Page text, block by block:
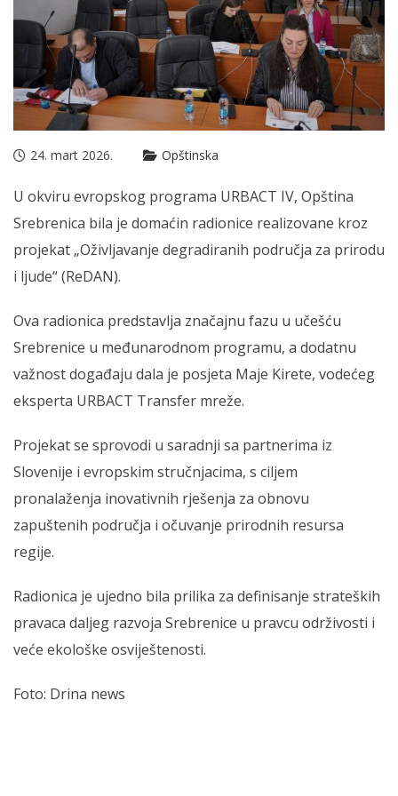
24. mart 2026. Opštinska
U okviru evropskog programa URBACT IV, Opština
Srebrenica bila je domaćin radionice realizovane kroz
projekat „Oživljavanje degradiranih područja za prirodu
i ljude“ (ReDAN).
Ova radionica predstavlja značajnu fazu u učešću
Srebrenice u međunarodnom programu, a dodatnu
važnost događaju dala je posjeta Maje Kirete, vodećeg
eksperta URBACT Transfer mreže.
Projekat se sprovodi u saradnji sa partnerima iz
Slovenije i evropskim stručnjacima, s ciljem
pronalaženja inovativnih rješenja za obnovu
zapuštenih područja i očuvanje prirodnih resursa
regije.
Radionica je ujedno bila prilika za definisanje strateških
pravaca daljeg razvoja Srebrenice u pravcu održivosti i
veće ekološke osviještenosti.
Foto: Drina news